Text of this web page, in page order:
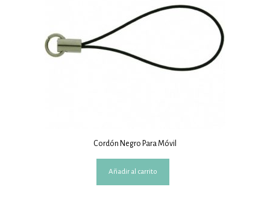
Cordón Negro Para Móvil
Añadir al carrito